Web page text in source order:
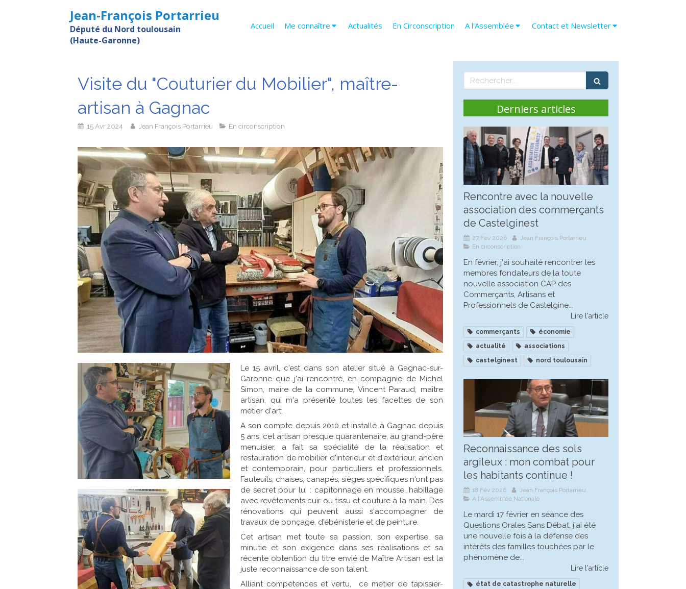
Accueil Me connaître Actualités En Circonscription A l'Assemblée Contact et Newsletter
Jean-François Portarrieu
Député du Nord toulousain
(Haute-Garonne)
Visite du "Couturier du Mobilier", maître-
artisan à Gagnac
15 Avr 2024 Jean François Portarrieu En circonscription
Le 15 avril, c'est dans son atelier situé à Gagnac-sur-
Garonne que j'ai rencontré, en compagnie de Michel
Simon, maire de la commune, Vincent Paraud, maître
artisan, qui m'a présenté toutes les facettes de son
métier d'art.
A son compte depuis 2010 et installé à Gagnac depuis
5 ans, cet artisan presque quarantenaire, au grand-père
menuisier, a fait sa spécialité de la réalisation et
restauration de mobilier d'intérieur et d'extérieur, ancien
et contemporain, pour particuliers et professionnels.
Fauteuils, chaises, canapés, sièges spécifiques n'ont pas
de secret pour lui : capitonnage en mousse, habillage
avec revêtements cuir ou tissu et couture à la main. Des
rénovations qui peuvent aussi s'accompagner de
travaux de ponçage, d'ébénisterie et de peinture.
Cet artisan met toute sa passion, son expertise, sa
minutie et son exigence dans ses réalisations et sa
récente obtention du titre envié de Maître Artisan est la
juste reconnaissance de son talent.
Alliant compétences et vertu, ce métier de tapissier-
Rechercher
Derniers articles
Rencontre avec la nouvelle
association des commerçants
de Castelginest
27 Fév 2026
Jean François Portarrieu
En circonscription
En février, j'ai souhaité rencontrer les
membres fondateurs de la toute
nouvelle association CAP des
Commerçants, Artisans et
Professionnels de Castelgine...
Lire l'article
commerçants
économie
actualité
associations
castelginest
nord toulousain
Reconnaissance des sols
argileux : mon combat pour
les habitants continue !
18 Fév 2026
Jean François Portarrieu
A l'Assemblée Nationale
Le mardi 17 février en séance des
Questions Orales Sans Débat, j'ai été
une nouvelle fois à la défense des
intérêts des familles touchées par le
phénomène de...
Lire l'article
état de catastrophe naturelle